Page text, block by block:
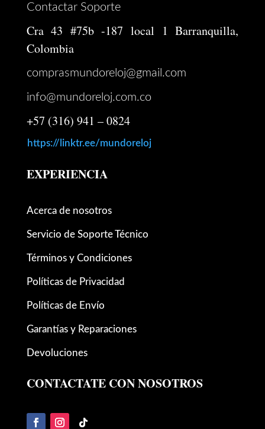
Contactar Soporte
Cra 43 #75b -187 local 1 Barranquilla,
Colombia
comprasmundoreloj@gmail.com
info@mundoreloj.com.co
+57 (316) 941 – 0824
https://linktr.ee/mundoreloj
EXPERIENCIA
Acerca de nosotros
Servicio de Soporte Técnico
Términos y Condiciones
Políticas de Privacidad
Políticas de Envío
Garantías y Reparaciones
Devoluciones
CONTACTATE CON NOSOTROS